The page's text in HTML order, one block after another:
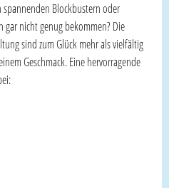
Blockbustern oder
nicht genug bekommen? Die
sind zum Glück mehr als vielfältig
Geschmack. Eine hervorragende